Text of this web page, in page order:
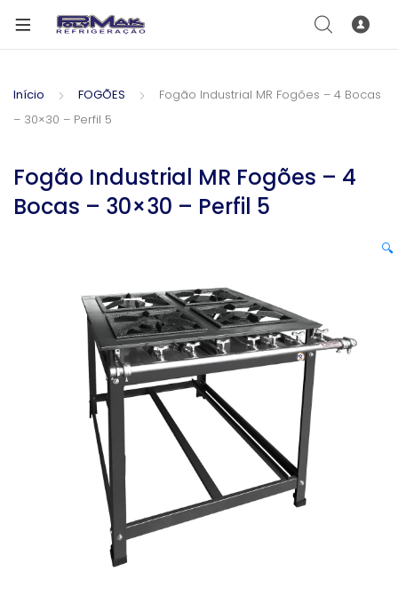
Início FOGÕES
Fogão Industrial MR Fogões – 4 Bocas
– 30×30 – Perfil 5
Fogão Industrial MR Fogões – 4
Bocas – 30×30 – Perfil 5
🔍